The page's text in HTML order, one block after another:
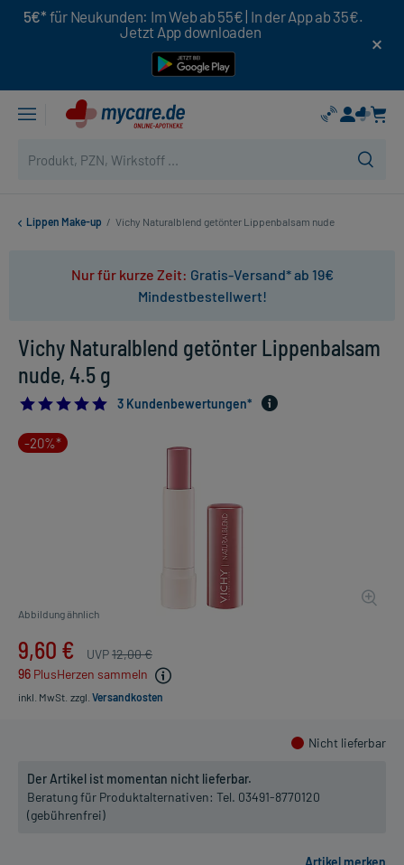
5€* für Neukunden: Im Web ab 55€ | In der App ab 35€.
Jetzt App downloaden
Lippen Make-up / Vichy Naturalblend getönter Lippenbalsam nude
Nur für kurze Zeit: Gratis-Versand* ab 19€
Mindestbestellwert!
Vichy Naturalblend getönter Lippenbalsam
nude, 4.5 g
5.0
3 Kundenbewertungen*
-20%*
Abbildung ähnlich
9,60 € UVP12,00 €
96 PlusHerzen sammeln
inkl. MwSt. zzgl. Versandkosten
Nicht lieferbar
Der Artikel ist momentan nicht lieferbar.
Beratung für Produktalternativen: Tel. 03491-8770120
(gebührenfrei)